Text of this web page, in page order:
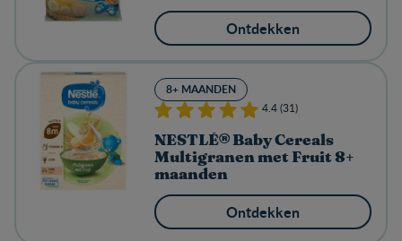
Ontdekken
8+ MAANDEN
4.4 (31)
NESTLÉ® Baby Cereals
Multigranen met Fruit 8+
maanden
Ontdekken